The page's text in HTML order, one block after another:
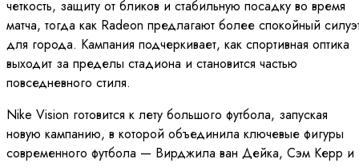
четкость, защиту от бликов и стабильную посадку во время
матча, тогда как Radeon предлагают более спокойный
для города. Кампания подчеркивает, как спортивная оптика
выходит за пределы стадиона и становится частью
повседневного стиля.
Nike Vision готовится к лету большого футбола, запуская
новую кампанию, в которой объединила ключевые фигуры
современного футбола — Вирджила ван Дейка, Сэм Керр и